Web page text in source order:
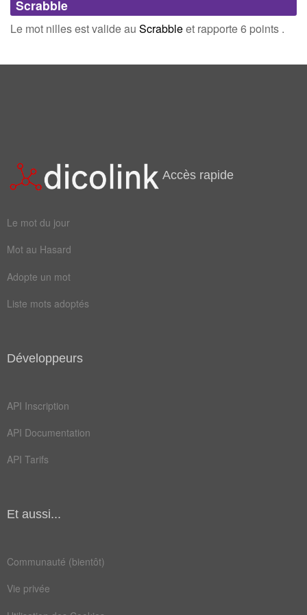
bobine manivelle
Connectez-vous inscrivez-vous
Scrabble
Le mot nilles est valide au Scrabbleet rapporte 6 points .
Accès rapide
Le mot du jour
Mot au Hasard
Adopte un mot
Liste mots adoptés
Développeurs
API Inscription
API Documentation
API Tarifs
Et aussi...
Communauté (bientôt)
Vie privée